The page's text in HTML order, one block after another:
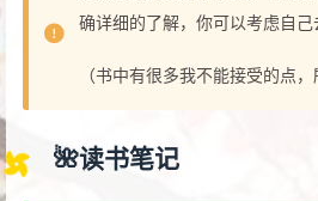
确详细的了解，你可以考虑自己
（书中有很多我不能接受的点
🌺读书笔记